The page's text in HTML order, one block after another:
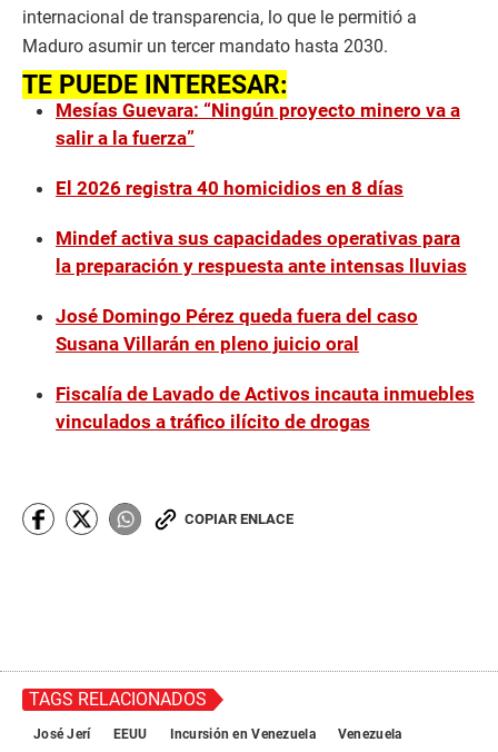
internacional de transparencia, lo que le permitió a
Maduro asumir un tercer mandato hasta 2030.
TE PUEDE INTERESAR:
Mesías Guevara: “Ningún proyecto minero va a
salir a la fuerza”
El 2026 registra 40 homicidios en 8 días
Mindef activa sus capacidades operativas para
la preparación y respuesta ante intensas lluvias
José Domingo Pérez queda fuera del caso
Susana Villarán en pleno juicio oral
Fiscalía de Lavado de Activos incauta inmuebles
vinculados a tráfico ilícito de drogas
COPIAR ENLACE
TAGS RELACIONADOS
José Jerí EEUU Incursión en Venezuela
Venezuela